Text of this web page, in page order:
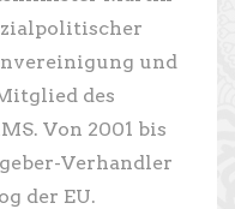
und
des
Von 2001 bis
Verhandler
der EU.